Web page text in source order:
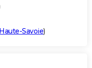
Savoie)